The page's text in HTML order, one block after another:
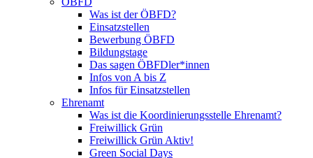
Was ist der ÖBFD?
Einsatzstellen
Bewerbung ÖBFD
Bildungstage
Das sagen ÖBFDler*innen
Infos von A bis Z
Infos für Einsatzstellen
Ehrenamt
Was ist die Koordinierungsstelle Ehrenamt?
Freiwillick Grün
Freiwillick Grün Aktiv!
Green Social Days